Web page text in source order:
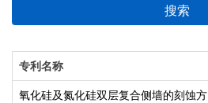
搜索
专利名称
氧化硅及氮化硅双层复合侧墙的刻蚀方